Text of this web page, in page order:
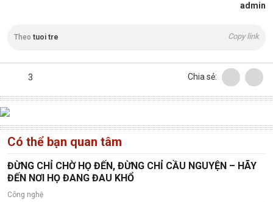
admin
Theo tuoi tre Copy link
3 Chia sẻ:
Có thể bạn quan tâm
ĐỪNG CHỈ CHỜ HỌ ĐẾN, ĐỪNG CHỈ CẦU NGUYỆN – HÃY
ĐẾN NƠI HỌ ĐANG ĐAU KHỔ
Công nghệ